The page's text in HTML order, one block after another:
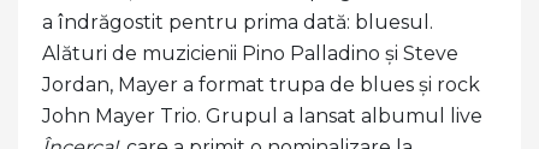
a îndrăgostit pentru prima dată: bluesul.
Alături de muzicienii Pino Palladino și Steve
Jordan, Mayer a format trupa de blues și rock
John Mayer Trio. Grupul a lansat albumul live